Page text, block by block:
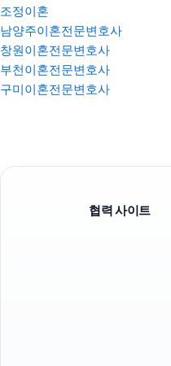
조정이혼
남양주이혼전문변호사
창원이혼전문변호사
부천이혼전문변호사
구미이혼전문변호사
협력 사이트